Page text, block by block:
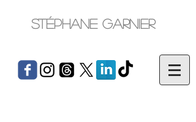
Stéphane Garnier